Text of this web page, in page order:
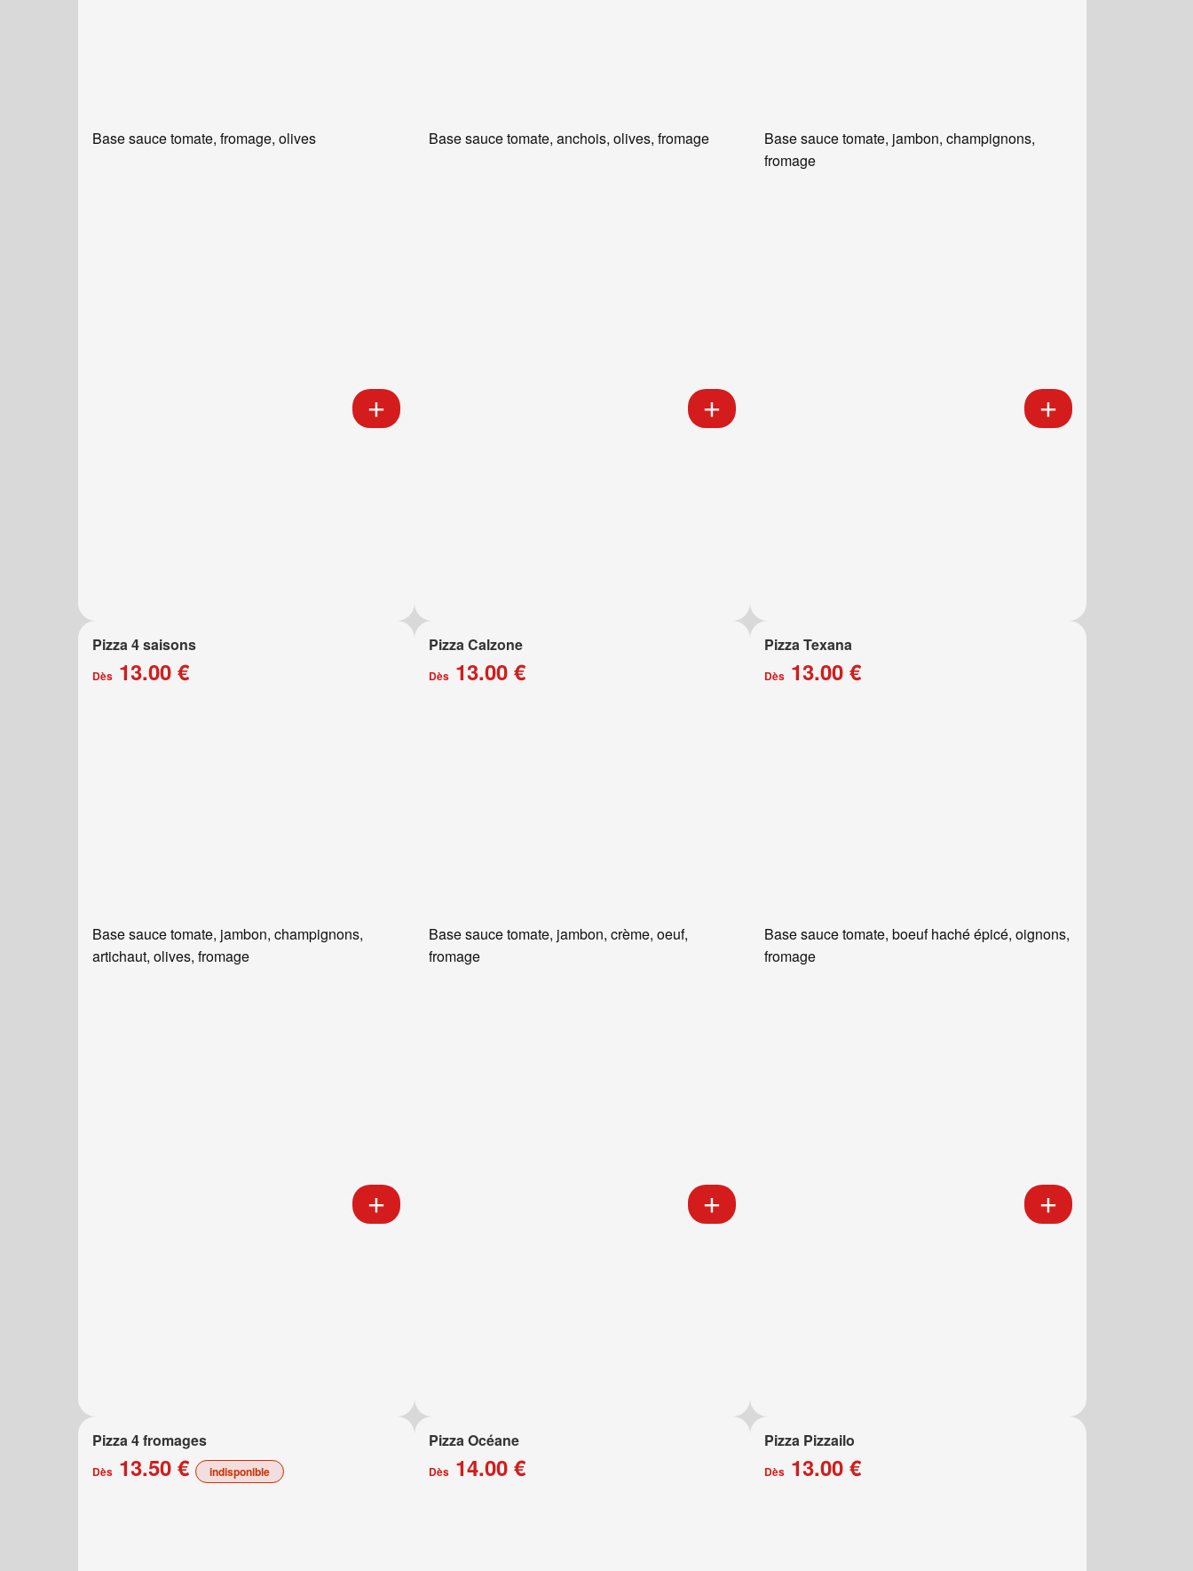
Base sauce tomate, fromage, olives Base sauce tomate, anchois, olives, fromage
Base sauce tomate, jambon, champignons,
fromage
Pizza 4 saisons
Dès 13.00 €
Base sauce tomate, jambon, champignons,
artichaut, olives, fromage
Pizza Calzone
Dès13.00 €
Base sauce tomate, jambon, crème, oeuf,
fromage
Pizza Texana
Dès 13.00 €
Base sauce tomate, boeuf haché épicé, oignons,
fromage
Pizza 4 fromages
Dès 13.50 € indisponible
Pizza Océane
Dès14.00 €
Pizza Pizzailo
Dès 13.00 €